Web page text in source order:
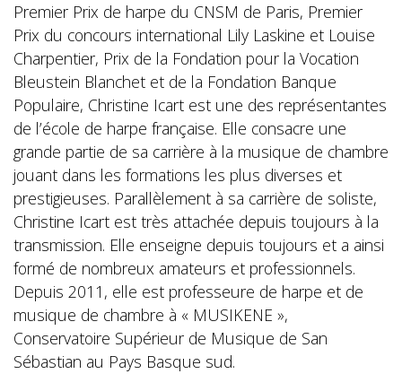
Premier Prix de harpe du CNSM de Paris, Premier
Prix du concours international Lily Laskine et Louise
Charpentier, Prix de la Fondation pour la Vocation
Bleustein Blanchet et de la Fondation Banque
Populaire, Christine Icart est une des représentantes
de l’école de harpe française. Elle consacre une
grande partie de sa carrière à la musique de chambre
jouant dans les formations les plus diverses et
prestigieuses. Parallèlement à sa carrière de soliste,
Christine Icart est très attachée depuis toujours à la
transmission. Elle enseigne depuis toujours et a ainsi
formé de nombreux amateurs et professionnels.
Depuis 2011, elle est professeure de harpe et de
musique de chambre à « MUSIKENE »,
Conservatoire Supérieur de Musique de San
Sébastian au Pays Basque sud.